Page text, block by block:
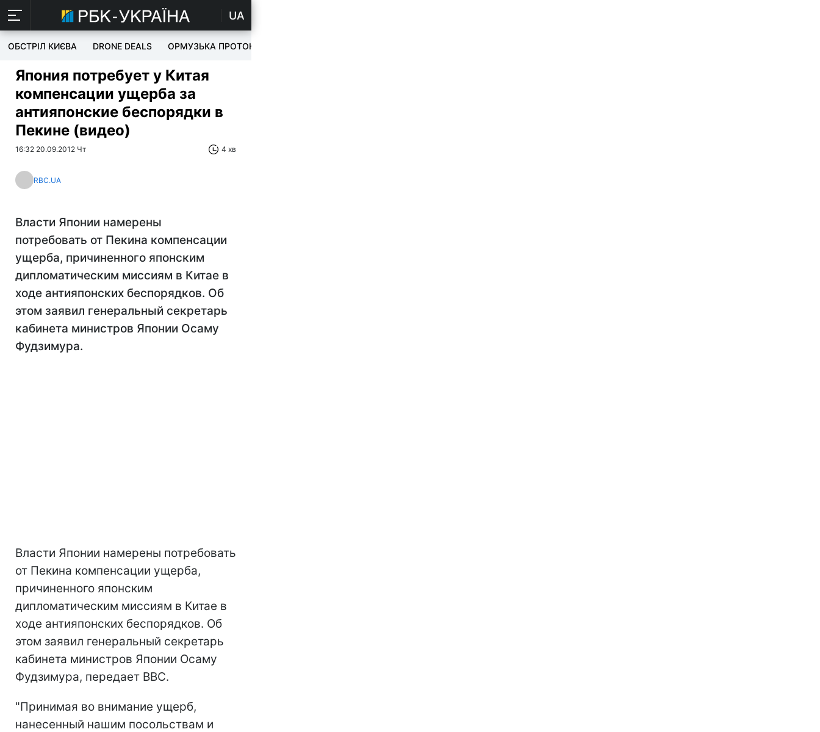
UA
ОБСТРІЛ КИЄВА DRONE DEALS ОРМУЗЬКА ПРОТОКА
Япония потребует у Китая
компенсации ущерба за
антияпонские беспорядки в
Пекине (видео)
16:32 20.09.2012 Чт 4 хв
RBC.UA
Власти Японии намерены
потребовать от Пекина компенсации
ущерба, причиненного японским
дипломатическим миссиям в Китае в
ходе антияпонских беспорядков. Об
этом заявил генеральный секретарь
кабинета министров Японии Осаму
Фудзимура.
Власти Японии намерены потребовать
от Пекина компенсации ущерба,
причиненного японским
дипломатическим миссиям в Китае в
ходе антияпонских беспорядков. Об
этом заявил генеральный секретарь
кабинета министров Японии Осаму
Фудзимура, передает ВВС.
"Принимая во внимание ущерб,
нанесенный нашим посольствам и